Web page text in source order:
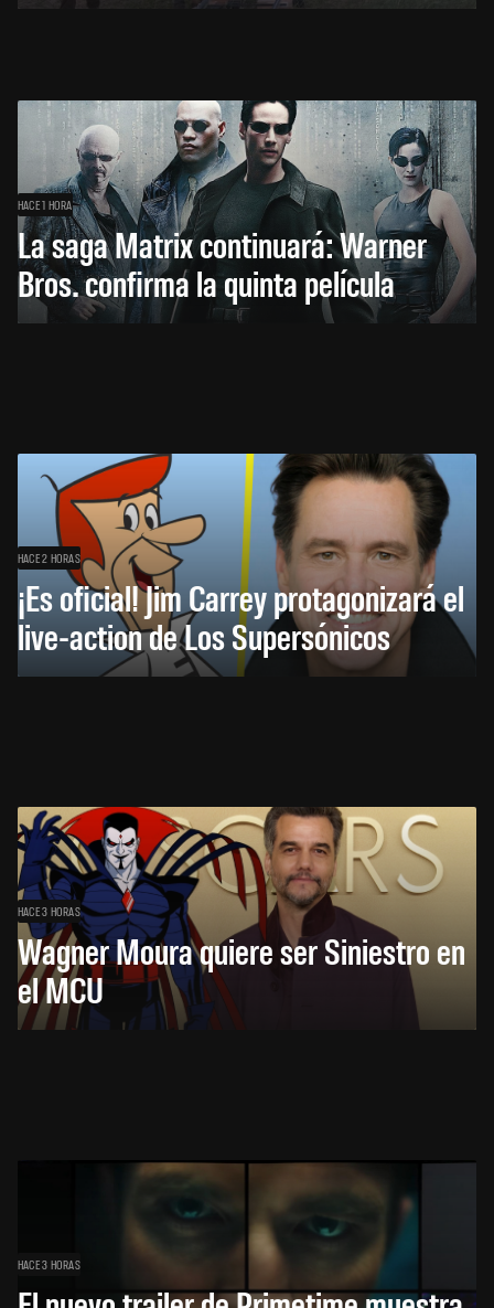
HACE 1 HORA
La saga Matrix continuará: Warner
Bros. confirma la quinta película
HACE 2 HORAS
¡Es oficial! Jim Carrey protagonizará el
live-action de Los Supersónicos
HACE 3 HORAS
Wagner Moura quiere ser Siniestro en
el MCU
HACE 3 HORAS